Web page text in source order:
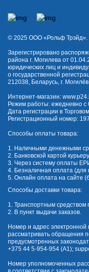
© 2025 OOO «Рольф
Зарегистрировано
района г. Могилева от
юридических лиц и
о государственной
212038, Беларусь, г.
Интернет-магазин:
Режим работы: ежедневно с
Дата регистрации в
Регистрационный номер:
Способы оплаты товара:
1. Наличными денежными
2. Банковской картой
3. Через систему оплаты
4. Безналичная оплата (для
5. Онлайн оплата на сайте
Способы доставки товара:
1. Транспортным средством
2. В пункт выдачи заказов.
Номер и адрес
рассматривать обращения
предусмотренных
+375 44 5-954-954 (А1);
Номер уполномоченных